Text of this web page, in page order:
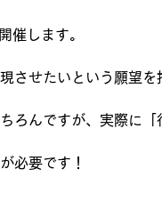
します。
させたいという願望を
ろんですが、実際に「
必要です！